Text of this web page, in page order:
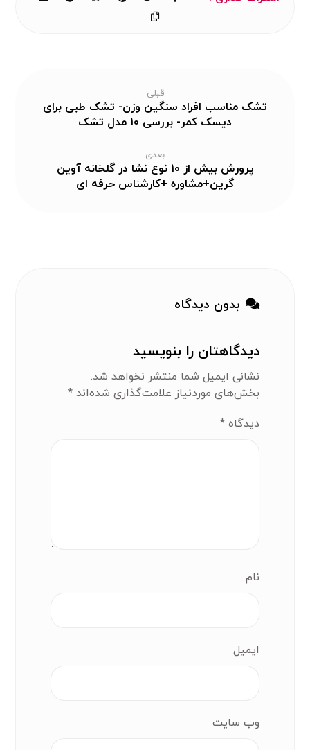
قبلی
تشک مناسب افراد سنگین وزن- تشک طبی برای
دیسک کمر- بررسی ۱۰ مدل تشک
بعدی
پرورش بیش از ۱۰ نوع نشا در گلخانه آوین
گرین+مشاوره +کارشناس حرفه ای
بدون دیدگاه
دیدگاهتان را بنویسید
نشانی ایمیل شما منتشر نخواهد شد.
بخش‌های موردنیاز علامت‌گذاری شده‌اند*
دیدگاه*
نام
ایمیل
وب‌ سایت